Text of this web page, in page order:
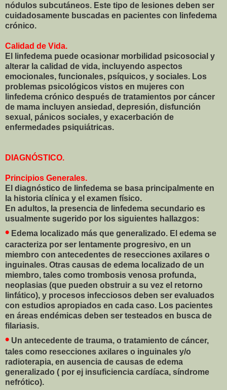
nódulos subcutáneos. Este tipo de lesiones deben ser
cuidadosamente buscadas en pacientes con linfedema
crónico.
Calidad de Vida.
El linfedema puede ocasionar morbilidad psicosocial y
alterar la calidad de vida, incluyendo aspectos
emocionales, funcionales, psíquicos, y sociales. Los
problemas psicológicos vistos en mujeres con
linfedema crónico después de tratamientos por cáncer
de mama incluyen ansiedad, depresión, disfunción
sexual, pánicos sociales, y exacerbación de
enfermedades psiquiátricas.
DIAGNÓSTICO.
Principios Generales.
El diagnóstico de linfedema se basa principalmente en
la historia clínica y el examen físico.
En adultos, la presencia de linfedema secundario es
usualmente sugerido por los siguientes hallazgos:
• Edema localizado más que generalizado. El edema se
caracteriza por ser lentamente progresivo, en un
miembro con antecedentes de resecciones axilares o
inguinales. Otras causas de edema localizado de un
miembro, tales como trombosis venosa profunda,
neoplasias (que pueden obstruir a su vez el retorno
linfático), y procesos infecciosos deben ser evaluados
con estudios apropiados en cada caso. Los pacientes
en áreas endémicas deben ser testeados en busca de
filariasis.
• Un antecedente de trauma, o tratamiento de cáncer,
tales como resecciones axilares o inguinales y/o
radioterapia, en ausencia de causas de edema
generalizado ( por ej insuficiencia cardíaca, síndrome
nefrótico).